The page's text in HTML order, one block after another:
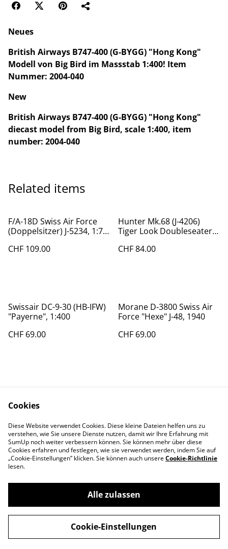
Neues
British Airways B747-400 (G-BYGG) "Hong Kong"
Modell von Big Bird im Massstab 1:400! Item
Nummer: 2004-040
New
British Airways B747-400 (G-BYGG) "Hong Kong"
diecast model from Big Bird, scale 1:400, item
number: 2004-040
Related items
F/A-18D Swiss Air Force
(Doppelsitzer) J-5234, 1:72
CHF 109.00
Hunter Mk.68 (J-4206)
Tiger Look Doubleseater,
CHF 84.00
Swissair DC-9-30 (HB-IFW)
"Payerne", 1:400
CHF 69.00
Morane D-3800 Swiss Air
Force "Hexe" J-48, 1940
CHF 69.00
Contact Us
Legal Terms
Privacy Policy
Cookie Policy
©2026Swiss-Edelweiss
powered by
Cookies
Diese Website verwendet Cookies. Diese kleine Dateien helfen uns zu
verstehen, wie Sie unsere Dienste nutzen, damit wir Ihre Erfahrung mit
SumUp noch weiter verbessern können. Sie können mehr über diese
Cookies erfahren und festlegen, wie sie verwendet werden, indem Sie auf
„Cookie-Einstellungen” klicken. Sie können auch unsereCookie-Richtlinie
lesen.
Alle zulassen
Cookie-Einstellungen